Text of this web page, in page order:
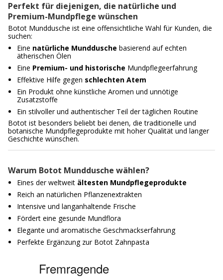
Perfekt für diejenigen, die natürliche und
Premium-Mundpflege wünschen
Botot Munddusche ist eine offensichtliche Wahl für Kunden, die
suchen:
Eine natürliche Munddusche basierend auf echten
ätherischen Ölen
Eine Premium- und historische Mundpflegeerfahrung
Effektive Hilfe gegen schlechten Atem
Ein Produkt ohne künstliche Aromen und unnötige
Zusatzstoffe
Ein stilvoller und authentischer Teil der täglichen Routine
Botot ist besonders beliebt bei denen, die traditionelle und
botanische Mundpflegeprodukte mit hoher Qualität und langer
Geschichte wünschen.
Warum Botot Munddusche wählen?
Eines der weltweit ältesten Mundpflegeprodukte
Reich an natürlichen Pflanzenextrakten
Intensive und langanhaltende Frische
Fördert eine gesunde Mundflora
Elegante und aromatische Geschmackserfahrung
Perfekte Ergänzung zur Botot Zahnpasta